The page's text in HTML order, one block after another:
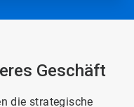
Geschäft
die strategische